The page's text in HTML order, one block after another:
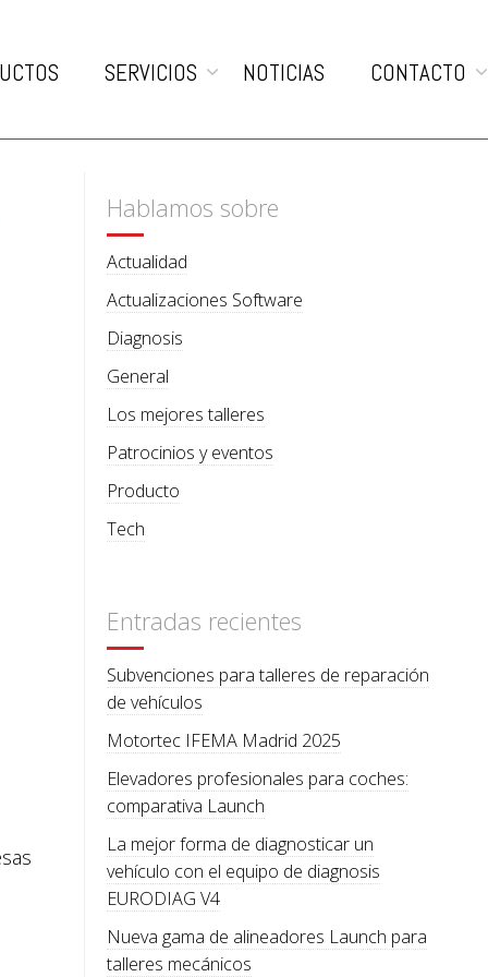
SERVICIOS NOTICIAS CONTACTO
Hablamos sobre
Actualidad
Actualizaciones Software
Diagnosis
General
Los mejores talleres
Patrocinios y eventos
Producto
Tech
Entradas recientes
Subvenciones para talleres de reparación
de vehículos
Motortec IFEMA Madrid 2025
Elevadores profesionales para coches:
comparativa Launch
La mejor forma de diagnosticar un
vehículo con el equipo de diagnosis
EURODIAG V4
Nueva gama de alineadores Launch para
talleres mecánicos